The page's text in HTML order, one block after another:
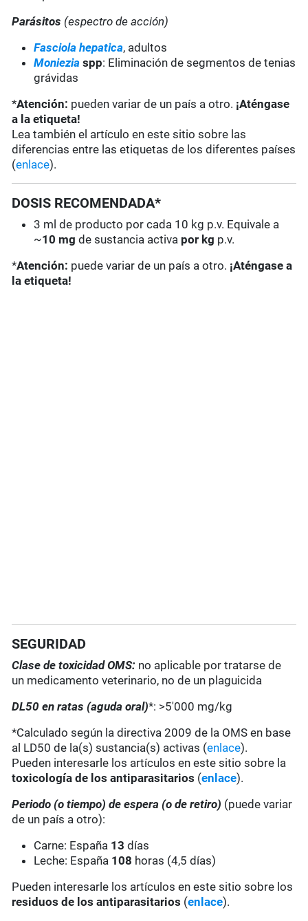
Parásitos (espectro de acción)
Fasciola hepatica, adultos
Moniezia spp: Eliminación de segmentos de tenias
grávidas
*Atención: pueden variar de un país a otro. ¡Aténgase
a la etiqueta!
Lea también el artículo en este sitio sobre las
diferencias entre las etiquetas de los diferentes países
(enlace).
DOSIS RECOMENDADA*
3 ml de producto por cada 10 kg p.v. Equivale a
~10 mg de sustancia activa por kg p.v.
*Atención: puede variar de un país a otro. ¡Aténgase a
la etiqueta!
SEGURIDAD
Clase de toxicidad OMS: no aplicable por tratarse de
un medicamento veterinario, no de un plaguicida
DL50 en ratas (aguda oral)*: >5'000 mg/kg
*Calculado según la directiva 2009 de la OMS en base
al LD50 de la(s) sustancia(s) activas (enlace).
Pueden interesarle los artículos en este sitio sobre la
toxicología de los antiparasitarios (enlace).
Periodo (o tiempo) de espera (o de retiro) (puede variar
de un país a otro):
Carne: España 13 días
Leche: España 108 horas (4,5 días)
Pueden interesarle los artículos en este sitio sobre los
residuos de los antiparasitarios (enlace).